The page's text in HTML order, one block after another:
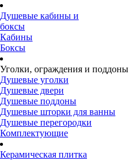
Душевые кабины и
боксы
Кабины
Боксы
Уголки, ограждения и поддоны
Душевые уголки
Душевые двери
Душевые поддоны
Душевые шторки для ванны
Душевые перегородки
Комплектующие
Керамическая плитка